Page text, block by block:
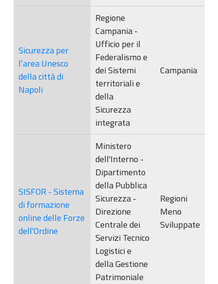
Sicurezza per
l’area Unesco
della città di
Napoli
Regione
Campania -
Ufficio per il
Federalismo e
dei Sistemi
territoriali e
della
Sicurezza
integrata
Campania
SISFOR - Sistema
di formazione
online delle Forze
dell'Ordine
Ministero
dell'Interno -
Dipartimento
della Pubblica
Sicurezza -
Direzione
Centrale dei
Servizi Tecnico
Logistici e
della Gestione
Patrimoniale
Regioni
Meno
Sviluppate